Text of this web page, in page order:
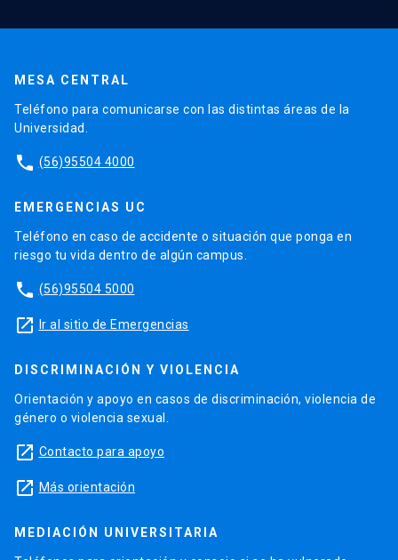
MESA CENTRAL
Teléfono para comunicarse con las distintas áreas de la
Universidad.
phone (56)95504 4000
EMERGENCIAS UC
Teléfono en caso de accidente o situación que ponga en
riesgo tu vida dentro de algún campus.
phone (56)95504 5000
launch Ir al sitio de Emergencias
DISCRIMINACIÓN Y VIOLENCIA
Orientación y apoyo en casos de discriminación, violencia de
género o violencia sexual.
launch Contacto para apoyo
launch Más orientación
MEDIACIÓN UNIVERSITARIA